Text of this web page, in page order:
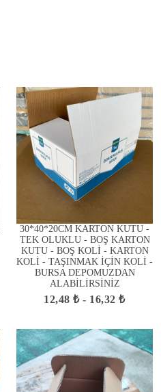
30*40*20CM KARTON KUTU -
TEK OLUKLU - BOŞ KARTON
KUTU - BOŞ KOLİ - KARTON
KOLİ - TAŞINMAK İÇİN KOLİ -
BURSA DEPOMUZDAN
ALABİLİRSİNİZ
12,48 ₺ - 16,32 ₺